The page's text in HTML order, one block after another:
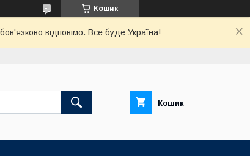
Кошик
відповімо. Все буде Україна!
Кошик